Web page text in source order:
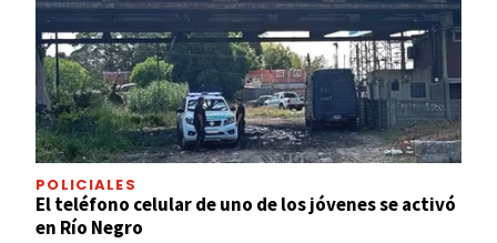
POLICIALES
El teléfono celular de uno de los jóvenes se activó
en Río Negro